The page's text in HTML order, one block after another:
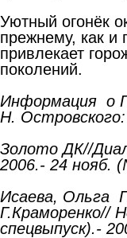
Уютный огонёк
прежнему, как и
привлекает
поколений.
Информация о
Н. Островского:
Золото ДК//
2006.- 24 нояб.
Исаева, Ольга
Г.Краморенко//
спецвыпуск).-